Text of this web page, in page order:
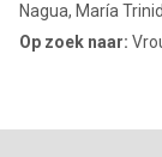
Nagua, María
Op zoek naar: